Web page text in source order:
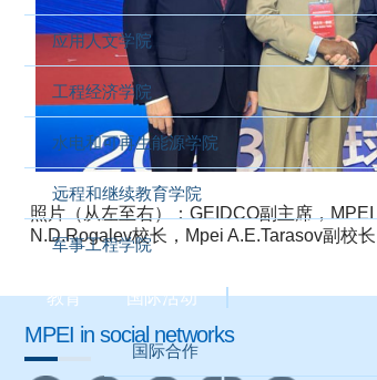
应用人文学院
工程经济学院
水电和可再生能源学院
远程和继续教育学院
军事工程学院
教育 国际活动
国际合作
照片（从左至右）： GEIDCO副主席，
N.D.Rogalev校长， Mpei A.E.Tarasov副校长
MPEI in social networks